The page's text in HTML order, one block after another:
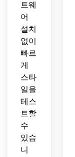
트웨
어
설치
없이
빠르
게
스타
일을
테스
트할
수
있습
니